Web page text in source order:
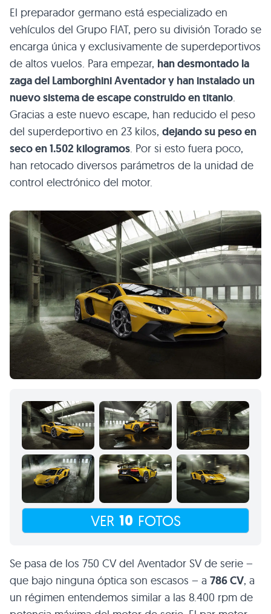
El preparador germano está especializado en
vehículos del Grupo FIAT, pero su división Torado se
encarga única y exclusivamente de superdeportivos
de altos vuelos. Para empezar, han desmontado la
zaga del Lamborghini Aventador y han instalado un
nuevo sistema de escape construido en titanio.
Gracias a este nuevo escape, han reducido el peso
del superdeportivo en 23 kilos, dejando su peso en
seco en 1.502 kilogramos. Por si esto fuera poco,
han retocado diversos parámetros de la unidad de
control electrónico del motor.
VER 10 FOTOS
Se pasa de los 750 CV del Aventador SV de serie –
que bajo ninguna óptica son escasos – a 786 CV, a
un régimen entendemos similar a las 8.400 rpm de